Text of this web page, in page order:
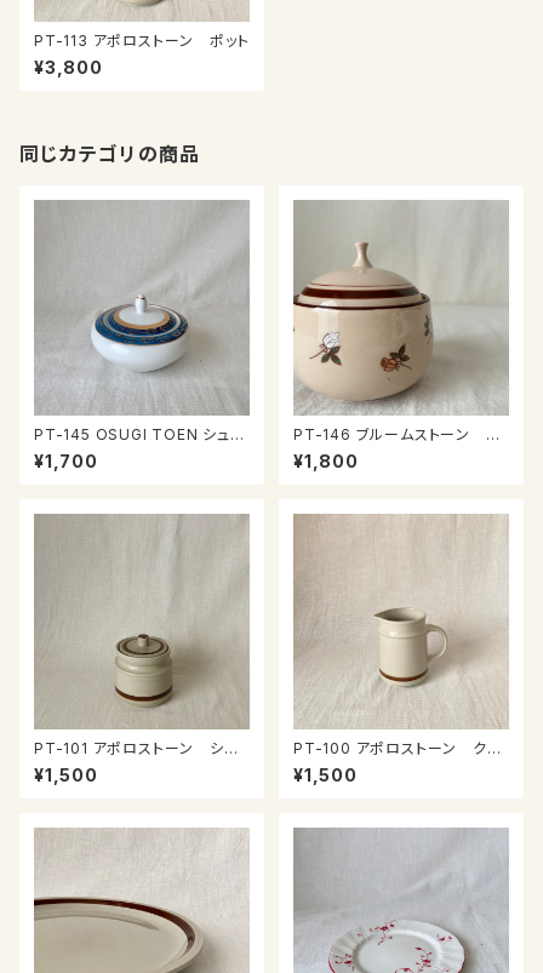
PT-113 アポロストーン ポット
¥3,800
同じカテゴリの商品
PT-145 OSUGI TOEN シュガ
ーポット
¥1,700
PT-146 ブルームストーン シ
ュガーポット
¥1,800
PT-101 アポロストーン シュ
ガーポット
¥1,500
PT-100 アポロストーン クリ
ーマー
¥1,500